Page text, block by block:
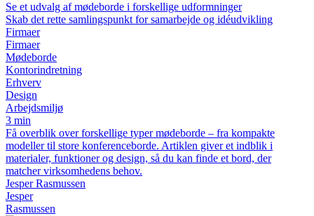
Se et udvalg af mødeborde i forskellige udformninger
Skab det rette samlingspunkt for samarbejde og idéudvikling
Firmaer
Firmaer
Mødeborde
Kontorindretning
Erhverv
Design
Arbejdsmiljø
3 min
Få overblik over forskellige typer mødeborde – fra kompakte
modeller til store konferenceborde. Artiklen giver et indblik i
materialer, funktioner og design, så du kan finde et bord, der
matcher virksomhedens behov.
Jesper Rasmussen
Jesper
Rasmussen